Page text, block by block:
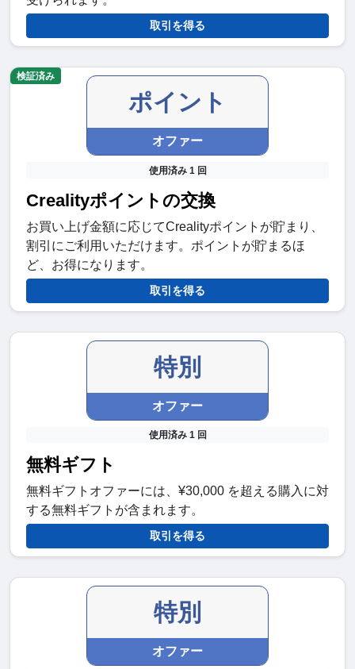
取引を得る
ポイント
オファー
使用済み 1 回
Crealityポイントの交換
お買い上げ金額に応じてCrealityポイントが貯まり、
割引にご利用いただけます。ポイントが貯まるほ
ど、お得になります。
取引を得る
検証済み
特別
オファー
使用済み 1 回
無料ギフト
無料ギフトオファーには、¥30,000 を超える購入に対
する無料ギフトが含まれます。
取引を得る
特別
オファー